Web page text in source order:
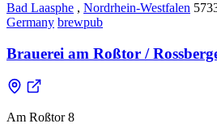
Bad Laasphe , Nordrhein-Westfalen
Germany brewpub
Brauerei am Roßtor /
Am Roßtor 8